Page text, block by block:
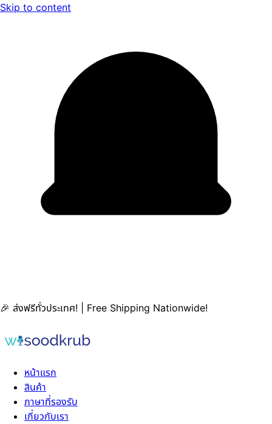
Skip to content
🎉 ส่งฟรีทั่วประเทศ! | Free Shipping Nationwide!
หน้าแรก
สินค้า
ภาษาที่รองรับ
เกี่ยวกับเรา